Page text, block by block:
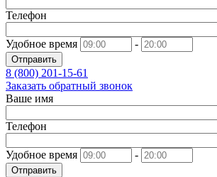
Телефон
Удобное время -
Отправить
8 (800) 201-15-61
Заказать обратный звонок
Ваше имя
Телефон
Удобное время -
Отправить